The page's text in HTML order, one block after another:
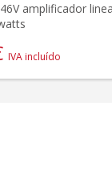
amplificador
IVA incluído